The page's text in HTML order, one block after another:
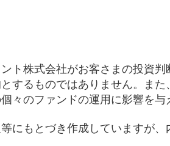
ト株式会社がお客さまの投資
するものではありません。ま
々のファンドの運用に影響を与
にもとづき作成していますが